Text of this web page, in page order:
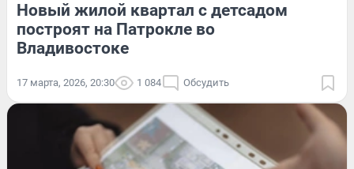
Новый жилой квартал с детсадом
построят на Патрокле во
Владивостоке
17 марта, 2026, 20:30 1 084 Обсудить